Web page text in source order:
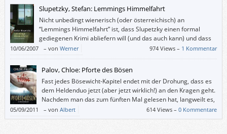
Slupetzky, Stefan: Lemmings Himmelfahrt
Nicht unbedingt wienerisch (oder österreichisch) an
“Lemmings Himmelfahrt” ist, dass Slupetzky einen formal
gediegenen Krimi abliefern will (und das auch kann) und dass
er einfach gut schreibt, ohne sich selbstverliebt in seine
Sprache zu verlieren.
10/06/2007 – von Werner 974 Views – 1 Kommentar
Palov, Chloe: Pforte des Bösen
Fast jedes Bösewicht-Kapitel endet mit der Drohung, dass es
dem Heldenduo jetzt (aber jetzt wirklich!) an den Kragen geht.
Nachdem man das zum fünften Mal gelesen hat, langweilt es,
nach dem zehnten Mal nervt es, danach habe ich aufgehört zu
zählen.
05/09/2011 – von Albert 614 Views –0 Kommentare